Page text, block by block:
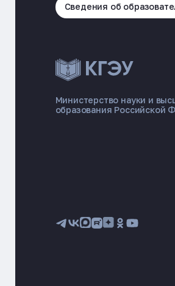
Сведения об
Министерство науки и
образования Российской